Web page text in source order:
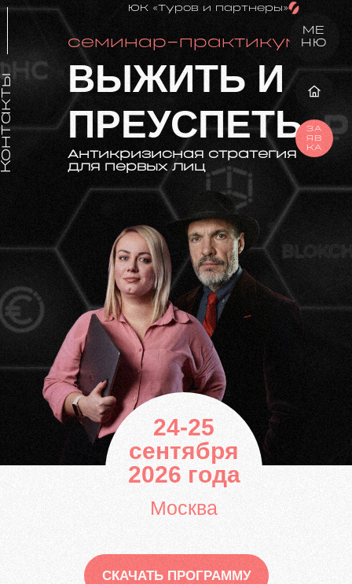
ВЫЖИТЬ И
ПРЕУСПЕТЬ
Антикризисная стратегия
для первых лиц
семинар-практикум
24-25
сентября
2026 года
Москва
СКАЧАТЬ ПРОГРАММУ
ЮК «Туров и партнеры»
МЕ
НЮ
ЗА
ЯВ
КА